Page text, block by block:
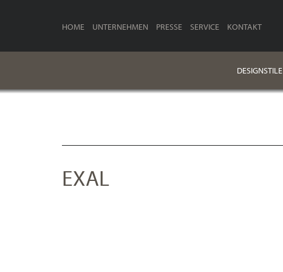
HOME UNTERNEHMEN PRESSE SERVICE KONTAKT
DESIGNSTILE
EXAL